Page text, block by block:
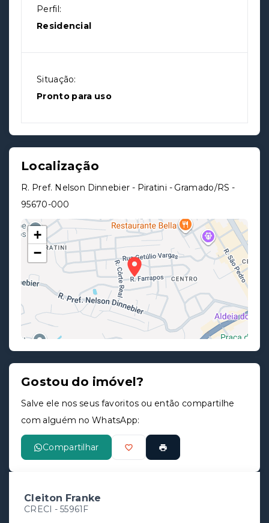
Perfil:
Residencial
Situação:
Pronto para uso
Localização
R. Pref. Nelson Dinnebier - Piratini - Gramado/RS -
95670-000
+
−
Gostou do imóvel?
Salve ele nos seus favoritos ou então compartilhe
com alguém no WhatsApp:
Compartilhar
Cleiton Franke
CRECI - 55961F